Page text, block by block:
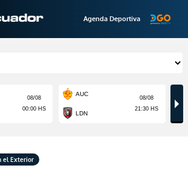
Agenda Deportiva
el Exterior